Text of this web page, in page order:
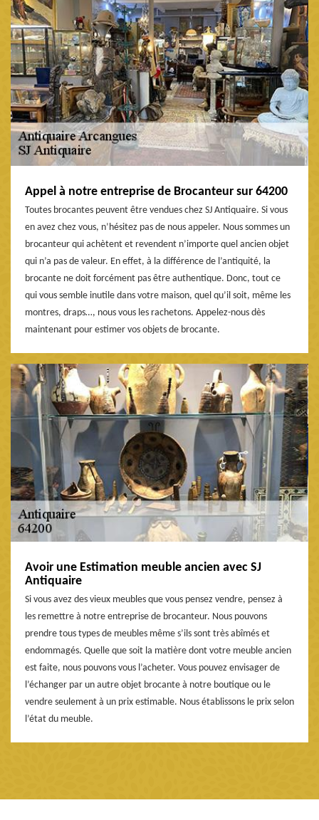
Appel à notre entreprise de Brocanteur sur 64200
Toutes brocantes peuvent être vendues chez SJ Antiquaire. Si vous
en avez chez vous, n’hésitez pas de nous appeler. Nous sommes un
brocanteur qui achètent et revendent n’importe quel ancien objet
qui n’a pas de valeur. En effet, à la différence de l’antiquité, la
brocante ne doit forcément pas être authentique. Donc, tout ce
qui vous semble inutile dans votre maison, quel qu’il soit, même les
montres, draps…, nous vous les rachetons. Appelez-nous dès
maintenant pour estimer vos objets de brocante.
Avoir une Estimation meuble ancien avec SJ
Antiquaire
Si vous avez des vieux meubles que vous pensez vendre, pensez à
les remettre à notre entreprise de brocanteur. Nous pouvons
prendre tous types de meubles même s’ils sont très abîmés et
endommagés. Quelle que soit la matière dont votre meuble ancien
est faite, nous pouvons vous l’acheter. Vous pouvez envisager de
l’échanger par un autre objet brocante à notre boutique ou le
vendre seulement à un prix estimable. Nous établissons le prix selon
l’état du meuble.